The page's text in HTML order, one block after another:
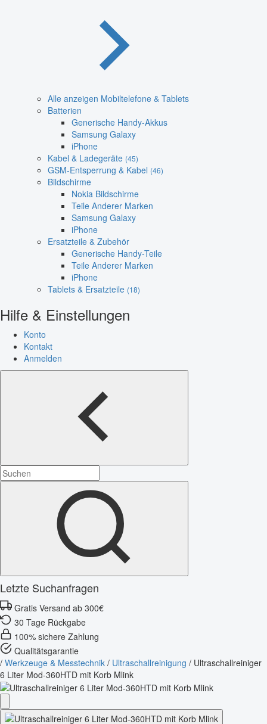
Alle anzeigen Mobiltelefone & Tablets
Batterien
Generische Handy-Akkus
Samsung Galaxy
iPhone
Kabel & Ladegeräte (45)
GSM-Entsperrung & Kabel (46)
Bildschirme
Nokia Bildschirme
Teile Anderer Marken
Samsung Galaxy
iPhone
Ersatzteile & Zubehör
Generische Handy-Teile
Teile Anderer Marken
iPhone
Tablets & Ersatzteile (18)
Hilfe & Einstellungen
Konto
Kontakt
Anmelden
Letzte Suchanfragen
Gratis Versand ab 300€
30 Tage Rückgabe
100% sichere Zahlung
Qualitätsgarantie
/ Werkzeuge & Messtechnik / Ultraschallreinigung / Ultraschallreiniger
6 Liter Mod-360HTD mit Korb Mlink